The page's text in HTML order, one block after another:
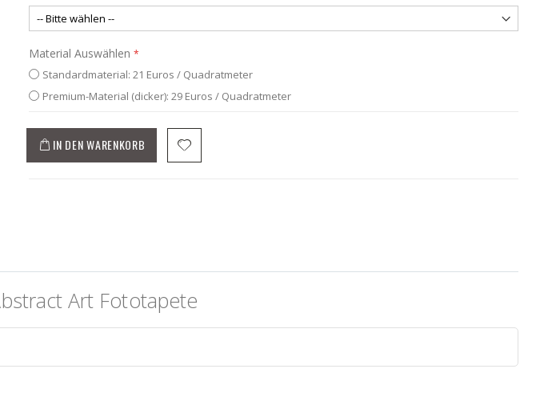
Material Auswählen
Standardmaterial: 21 Euros / Quadratmeter
Premium-Material (dicker): 29 Euros / Quadratmeter
IN DEN WARENKORB
Art Fototapete